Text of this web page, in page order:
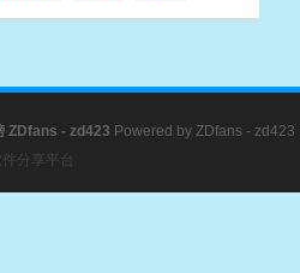
ZDfans - zd423 Powered by ZDfans - zd423
件分享平台